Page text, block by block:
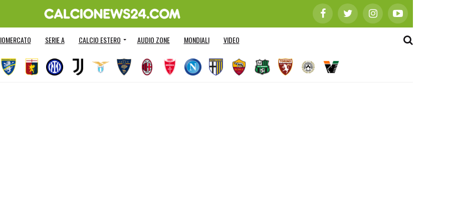
SERIE A CALCIO ESTERO AUDIO ZONE MONDIALI VIDEO